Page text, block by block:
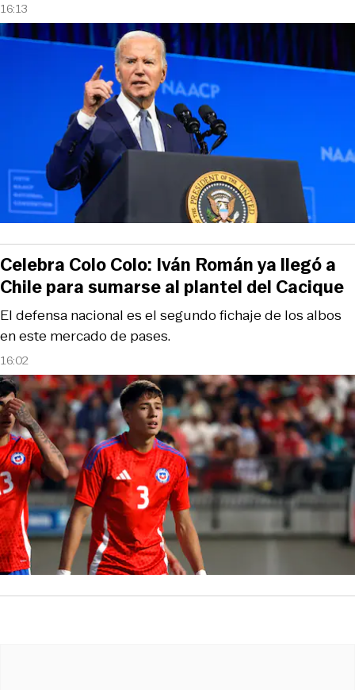
16:13
16:02
El defensa nacional es el segundo fichaje de los albos
en este mercado de pases.
Celebra Colo Colo: Iván Román ya llegó a
Chile para sumarse al plantel del Cacique